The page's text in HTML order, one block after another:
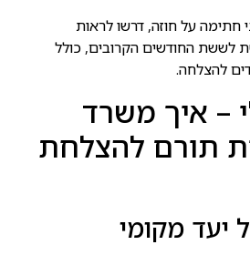
חתימה על חוזה, דרשו לראות
לששת החודשים הקרובים, כולל
להצלחה.
– איך משרד
תורם להצלחת
יעד מקומי